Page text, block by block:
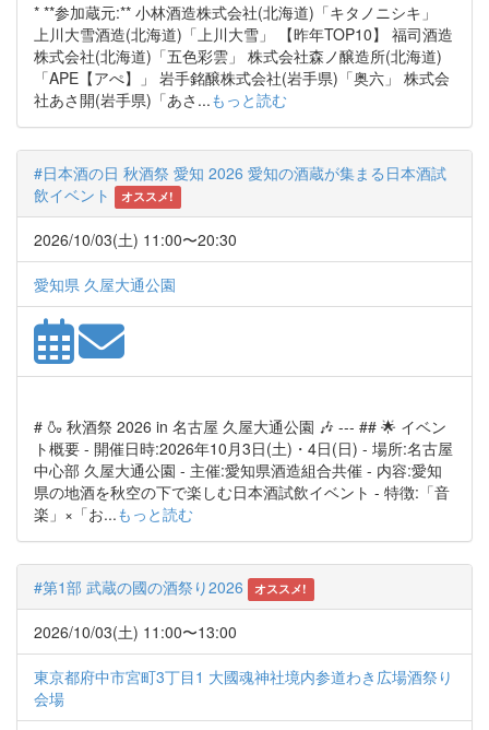
* **参加蔵元:** 小林酒造株式会社(北海道)「キタノニシキ」
上川大雪酒造(北海道)「上川大雪」 【昨年TOP10】 福司酒造
株式会社(北海道)「五色彩雲」 株式会社森ノ醸造所(北海道)
「APE【アぺ】」 岩手銘醸株式会社(岩手県)「奥六」 株式会
社あさ開(岩手県)「あさ...もっと読む
#日本酒の日 秋酒祭 愛知 2026 愛知の酒蔵が集まる日本酒試
飲イベント
オススメ!
2026/10/03(土) 11:00〜20:30
愛知県 久屋大通公園
# 🍶 秋酒祭 2026 in 名古屋 久屋大通公園 🎶 --- ## 🌟 イベン
ト概要 - 開催日時:2026年10月3日(土)・4日(日) - 場所:名古屋
中心部 久屋大通公園 - 主催:愛知県酒造組合共催 - 内容:愛知
県の地酒を秋空の下で楽しむ日本酒試飲イベント - 特徴:「音
楽」×「お...もっと読む
#第1部 武蔵の國の酒祭り2026 オススメ!
2026/10/03(土) 11:00〜13:00
東京都府中市宮町3丁目1 大國魂神社境内参道わき広場酒祭り
会場